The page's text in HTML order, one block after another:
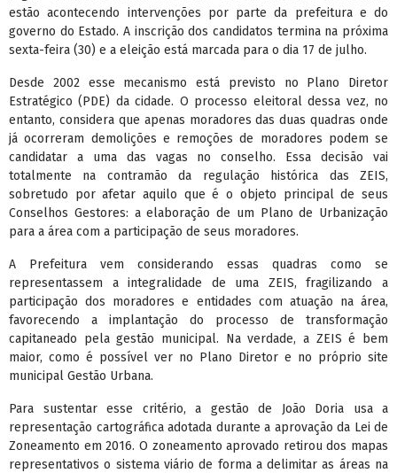
estão acontecendo intervenções por parte da prefeitura e do
governo do Estado. A inscrição dos candidatos termina na próxima
sexta-feira (30) e a eleição está marcada para o dia 17 de julho.
Desde 2002 esse mecanismo está previsto no Plano Diretor
Estratégico (PDE) da cidade. O processo eleitoral dessa vez, no
entanto, considera que apenas moradores das duas quadras onde
já ocorreram demolições e remoções de moradores podem se
candidatar a uma das vagas no conselho. Essa decisão vai
totalmente na contramão da regulação histórica das ZEIS,
sobretudo por afetar aquilo que é o objeto principal de seus
Conselhos Gestores: a elaboração de um Plano de Urbanização
para a área com a participação de seus moradores.
A Prefeitura vem considerando essas quadras como se
representassem a integralidade de uma ZEIS, fragilizando a
participação dos moradores e entidades com atuação na área,
favorecendo a implantação do processo de transformação
capitaneado pela gestão municipal. Na verdade, a ZEIS é bem
maior, como é possível ver no Plano Diretor e no próprio site
municipal Gestão Urbana.
Para sustentar esse critério, a gestão de João Doria usa a
representação cartográfica adotada durante a aprovação da Lei de
Zoneamento em 2016. O zoneamento aprovado retirou dos mapas
representativos o sistema viário de forma a delimitar as áreas na